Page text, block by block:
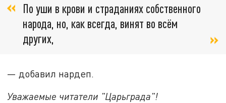
По уши в крови и страданиях собственного
народа, но, как всегда, винят во всём
других,
— добавил нардеп.
Уважаемые читатели "Царьграда"!